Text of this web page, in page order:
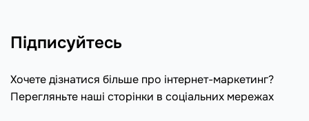
Підписуйтесь
Хочете дізнатися більше про інтернет-маркетинг?
Перегляньте наші сторінки в соціальних мережах